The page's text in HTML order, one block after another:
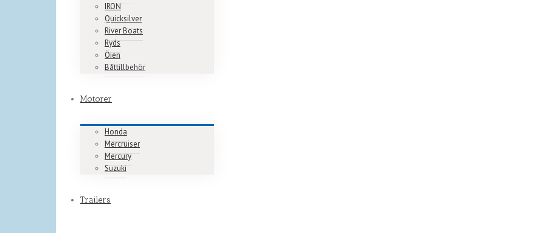
IRON
Quicksilver
River Boats
Ryds
Öien
Båttillbehör
Motorer
Honda
Mercruiser
Mercury
Suzuki
Trailers